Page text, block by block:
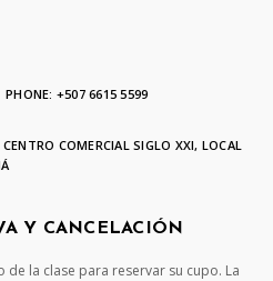
+507 6615 5599
COMERCIAL SIGLO XXI, LOCAL
Y CANCELACIÓN
la clase para reservar su cupo. La